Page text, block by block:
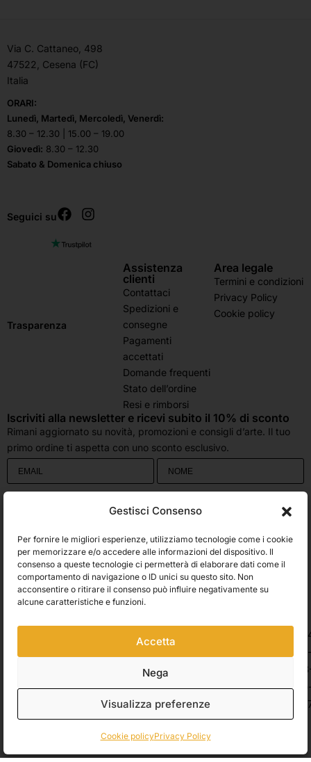
Gestisci Consenso
Per fornire le migliori esperienze, utilizziamo tecnologie come i cookie
per memorizzare e/o accedere alle informazioni del dispositivo. Il
consenso a queste tecnologie ci permetterà di elaborare dati come il
comportamento di navigazione o ID unici su questo sito. Non
acconsentire o ritirare il consenso può influire negativamente su
alcune caratteristiche e funzioni.
Accetta
Nega
Visualizza preferenze
Cookie policyPrivacy Policy
Via C. Cattaneo, 498
47522, Cesena (FC)
Italia
ORARI:
Lunedì, Martedì, Mercoledì, Venerdì:
8.30 – 12.30 | 15.00 – 19.00
Giovedì: 8.30 – 12.30
Sabato & Domenica chiuso
Seguici su
Trasparenza
Assistenza
clienti
Contattaci
Spedizioni e
consegne
Pagamenti
accettati
Domande frequenti
Stato dell’ordine
Resi e rimborsi
Area legale
Termini e condizioni
Privacy Policy
Cookie policy
Iscriviti alla newsletter e ricevi subito il 10% di sconto
Rimani aggiornato su novità, promozioni e consigli d’arte. Il tuo
primo ordine ti aspetta con uno sconto esclusivo.
accetti che i dati personali da te forniti vengano trasferiti a Brevo per il
Accetto le condizioni generali e di ricevere le Newsletters.
ISCRIVITI
Spedizioni
© 2026 Belle Arti Corbara, IT03736520408 – REA: FO – 314246. All rights